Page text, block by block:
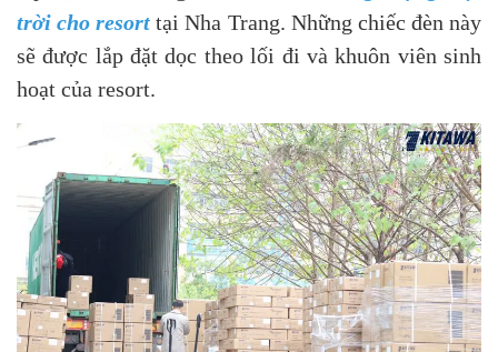
trời cho resort tại Nha Trang. Những chiếc đèn này
sẽ được lắp đặt dọc theo lối đi và khuôn viên sinh
hoạt của resort.